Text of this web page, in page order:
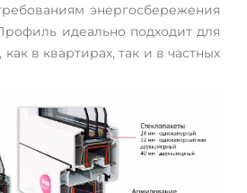
энергосбережения
идеально подходит для
в квартирах, так и в частных